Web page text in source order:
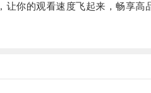
你的观看速度飞起来，畅享高